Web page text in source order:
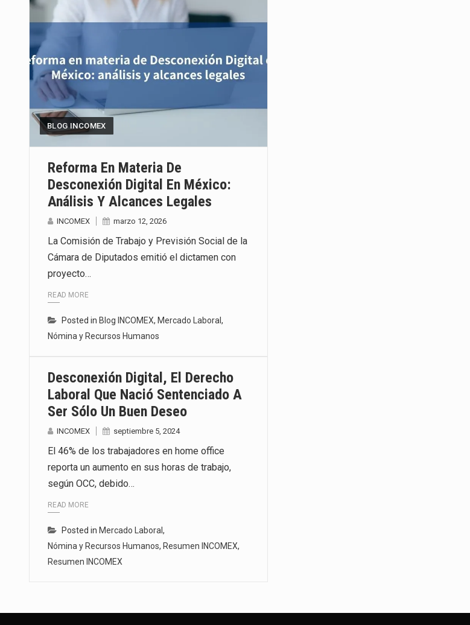
El derecho a la previsibilidad de los horarios de trabajo en turnos rotativos
Las métricas tradicionales de los parques industriales —absorción, ocupación
BLOG INCOMEX
Reforma En Materia De
Desconexión Digital En México:
Análisis Y Alcances Legales
INCOMEX marzo 12, 2026
La Comisión de Trabajo y Previsión Social de la
Cámara de Diputados emitió el dictamen con
proyecto…
READ MORE
Posted in Blog INCOMEX, Mercado Laboral ,
Nómina y Recursos Humanos
Desconexión Digital, El Derecho
Laboral Que Nació Sentenciado A
Ser Sólo Un Buen Deseo
INCOMEX septiembre 5, 2024
El 46% de los trabajadores en home office
reporta un aumento en sus horas de trabajo,
según OCC, debido…
READ MORE
Posted in Mercado Laboral,
Nómina y Recursos Humanos, Resumen INCOMEX,
Resumen INCOMEX